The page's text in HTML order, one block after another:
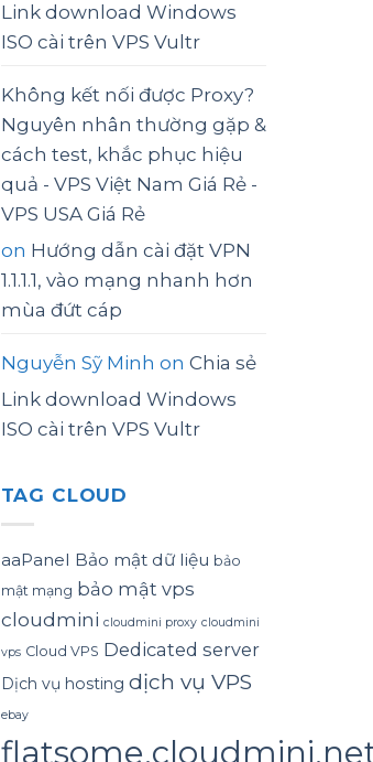
Link download Windows
ISO cài trên VPS Vultr
Không kết nối được Proxy?
Nguyên nhân thường gặp &
cách test, khắc phục hiệu
quả - VPS Việt Nam Giá Rẻ -
VPS USA Giá Rẻ
on Hướng dẫn cài đặt VPN
1.1.1.1, vào mạng nhanh hơn
mùa đứt cáp
Nguyễn Sỹ Minh on Chia sẻ
Link download Windows
ISO cài trên VPS Vultr
TAG CLOUD
aaPanel Bảo mật dữ liệu bảo
mật mạng bảo mật vps
cloudmini cloudmini proxy cloudmini
vps Cloud VPS Dedicated server
Dịch vụ hosting dịch vụ VPS
ebay